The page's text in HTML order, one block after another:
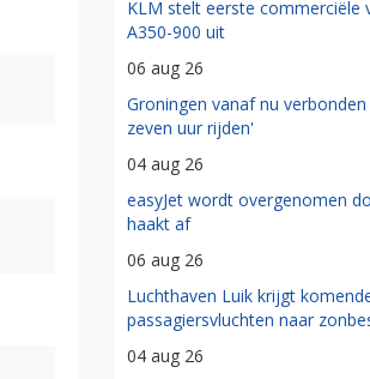
KLM stelt eerste commerciële
A350-900 uit
06 aug 26
Groningen vanaf nu
zeven uur rijden'
04 aug 26
easyJet wordt overgenomen
haakt af
06 aug 26
Luchthaven Luik krijgt
passagiersvluchten naar
04 aug 26